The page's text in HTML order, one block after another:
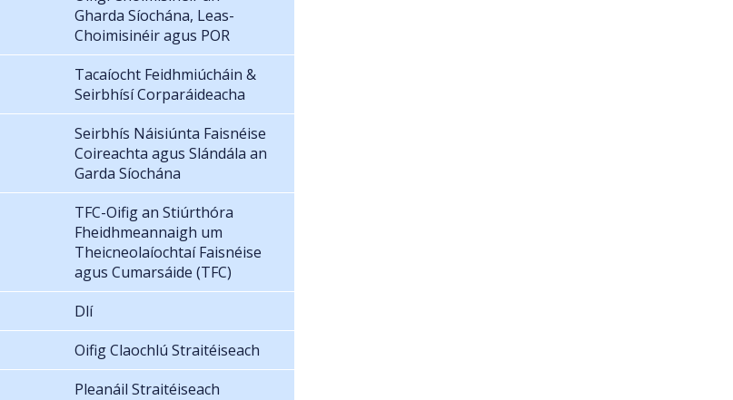
Gharda Síochána, Leas-
Choimisinéir agus POR
Tacaíocht Feidhmiúcháin &
Seirbhísí Corparáideacha
Seirbhís Náisiúnta Faisnéise
Coireachta agus Slándála an
Garda Síochána
TFC-Oifig an Stiúrthóra
Fheidhmeannaigh um
Theicneolaíochtaí Faisnéise
agus Cumarsáide (TFC)
Dlí
Oifig Claochlú Straitéiseach
Pleanáil Straitéiseach